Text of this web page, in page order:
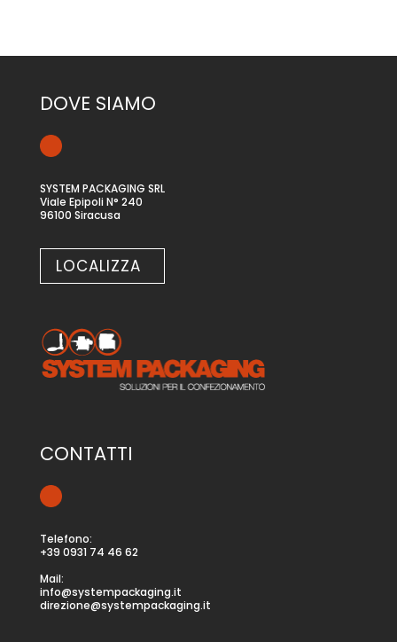
DOVE SIAMO
SYSTEM PACKAGING SRL
Viale Epipoli N° 240
96100 Siracusa
LOCALIZZA
CONTATTI
Telefono:
+39 0931 74 46 62
Mail:
info@systempackaging.it
direzione@systempackaging.it